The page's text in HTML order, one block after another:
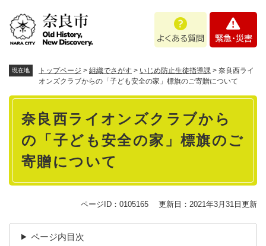
あ
問
・
現在地 トップページ > 組織でさがす > いじめ防止生徒指導課 > 奈良西ライ
オンズクラブからの「子ども安全の家」標旗のご寄贈について
本
奈良西ライオンズクラブから
の「子ども安全の家」標旗のご
寄贈について
ページID：0105165 更新日：2021年3月31日更新
ページ内目次